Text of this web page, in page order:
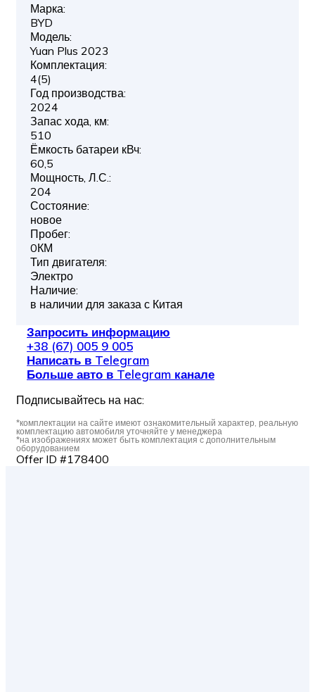
Марка:
BYD
Модель:
Yuan Plus 2023
Комплектация:
4(5)
Год производства:
2024
Запас хода, км:
510
Ёмкость батареи кВч:
60,5
Мощность, Л.С.:
204
Состояние:
новое
Пробег:
0КМ
Тип двигателя:
Электро
Наличие:
в наличии для заказа с Китая
Запросить информацию
+38 (67) 005 9 005
Написать в Telegram
Больше авто в Telegram канале
Подписывайтесь на нас:
*комплектации на сайте имеют ознакомительный характер, реальную
комплектацию автомобиля уточняйте у менеджера
*на изображениях может быть комплектация с дополнительным
оборудованием
Offer ID #178400